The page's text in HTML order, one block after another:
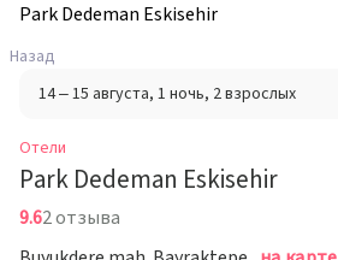
Park Dedeman Eskisehir
Назад
14 – 15 августа, 1 ночь, 2 взрослых
Отели
Park Dedeman Eskisehir
9.62 отзыва